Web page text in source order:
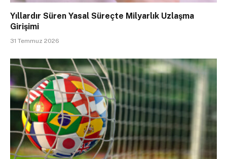
Yıllardır Süren Yasal Süreçte Milyarlık Uzlaşma
Girişimi
31 Temmuz 2026